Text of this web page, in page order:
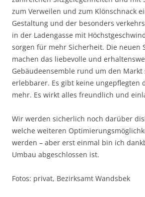
zum Verweilen und zum Klönschnack
Gestaltung und der besonders
in der Ladengasse mit
sorgen für mehr Sicherheit. Die neuen
machen das liebevolle und
Gebäudeensemble rund um den Markt
erlebbarer. Es gibt keine ungepflegten
mehr. Es wirkt alles freundlich und
Wir werden sicherlich noch darüber
welche weiteren
werden – aber erst einmal bin ich
Umbau abgeschlossen ist.
Fotos: privat, Bezirksamt Wandsbek